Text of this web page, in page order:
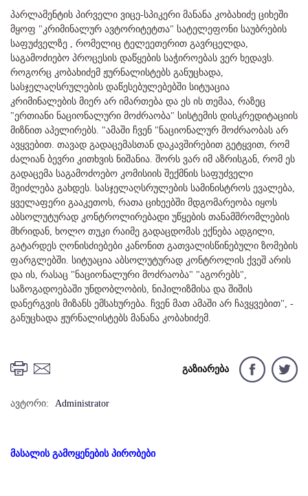
პარლამენტის პირველი ვიცე-სპიკერი მანანა კობახიძე ციხეში
მყოფ "კრიმინალურ ავტორიტეტთა" სატელეფონი საუბრების
საფუძველზე , რომელიც ტელეეთერით გავრცელდა,
საგამოძიებო პროცესის დაწყების საჭიროებას ვერ ხედავს.
როგორც კობახიძემ ჟურნალისტებს განუცხადა,
სასჯელაღსრულების დაწესებულებებში სიტუაცია
კრიმინალების მიერ არ იმართება და ეს ის თემაა, რაზეც
"ერთიანი ნაციონალური მოძრაობა" სისტემის დისკრედიტაციის
მიზნით აპელირებს. "ამაში ჩვენ "ნაციონალურ მოძრაობას არ
ავყვებით. თავად გადაცემასთან დაკავშირებით გეტყვით, რომ
ძალიან ბევრი კითხვის ნიშანია. შორს ვარ იმ აზრისგან, რომ ეს
გადაცემა საგამოძოებო კომისიის შექმნის საფუძველი
შეიძლება გახდეს. სასჯელაღსრულების სამინისტროს ევალება,
ყველაფერი გააკეთოს, რათა ციხეებში მდგომარეობა იყოს
აბსოლუტურად კონტროლირებადი უწყების თანამშრომლების
მხრიდან, ხოლო თუკი რაიმე გადაცდომას ექნება ადგილი,
გატარდეს ღონისძიებები კანონით გათვალისწინებული ზომების
ფარგლებში. სიტუაცია აბსოლუტურად კონტროლის ქვეშ არის
და ის, რასაც "ნაციონალური მოძრაობა" "აგორებს",
საზოგადოებაში უნდობლობის, ნიჰილიზმისა და შიშის
დანერგვის მიზანს ემსახურება. ჩვენ მათ ამაში არ ჩავყვებით", -
განუცხადა ჟურნალისტებს მანანა კობახიძემ.
გაზიარება
ავტორი: Administrator
მასალის გამოყენების პირობები